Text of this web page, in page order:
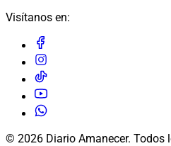
Visítanos en:
© 2026 Diario Amanecer. Todos